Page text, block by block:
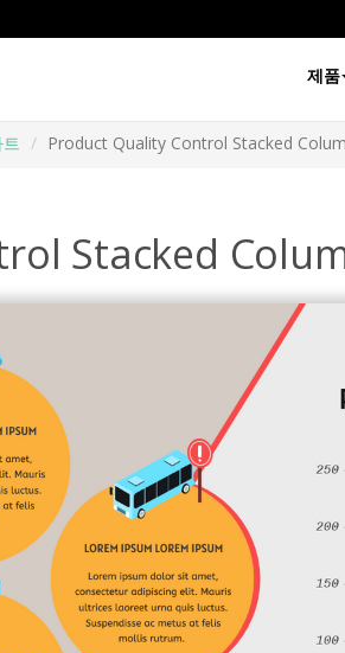
제품
Product Quality Control Stacked
Stacked